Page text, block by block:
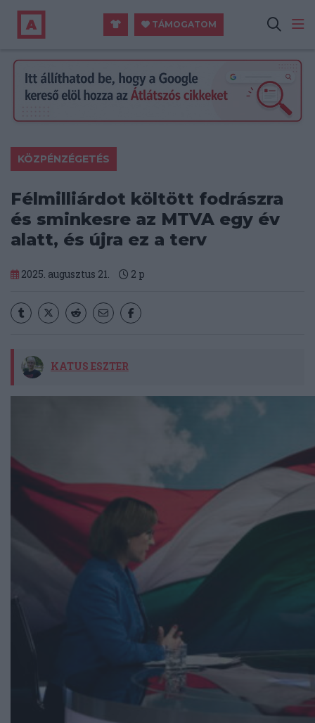
TÁMOGATOM
KÖZPÉNZÉGETÉS
Félmilliárdot költött fodrászra
és sminkesre az MTVA egy év
alatt, és újra ez a terv
2025. augusztus 21. 2 p
KATUS ESZTER